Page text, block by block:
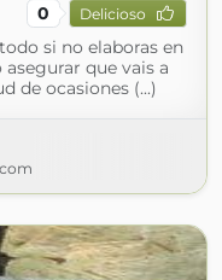
0 Delicioso
si no elaboras en
que vais a
de ocasiones (...)